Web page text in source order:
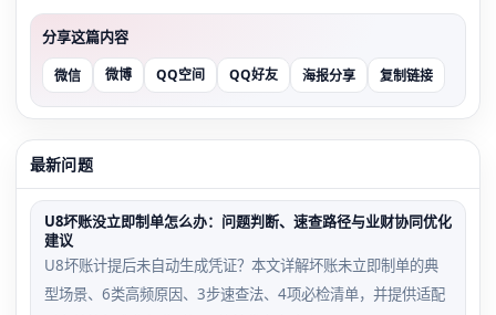
分享这篇内容
微信 微博 QQ空间 QQ好友 海报分享 复制链接
最新问题
U8坏账没立即制单怎么办：问题判断、速查路径与业财协同优化
建议
U8坏账计提后未自动生成凭证？本文详解坏账未立即制单的典
型场景、6类高频原因、3步速查法、4项必检清单，并提供适配